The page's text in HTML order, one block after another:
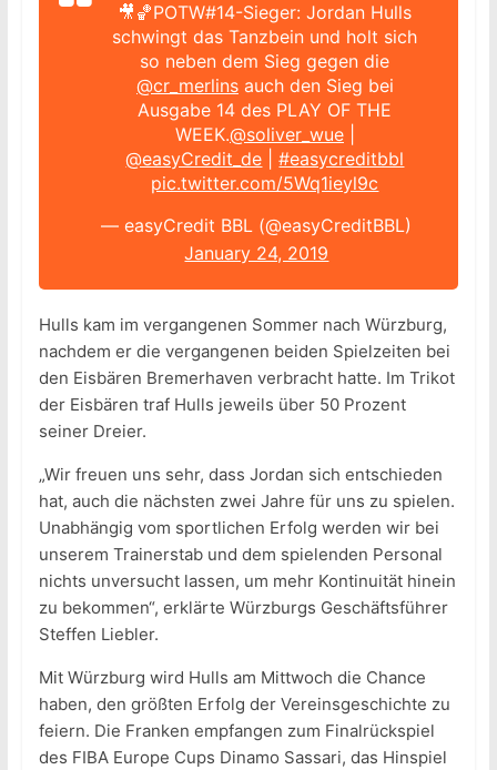
🎥🏀POTW#14-Sieger: Jordan Hulls
schwingt das Tanzbein und holt sich
so neben dem Sieg gegen die
@cr_merlinsauch den Sieg bei
Ausgabe 14 des PLAY OF THE
WEEK.@soliver_wue|
@easyCredit_de |#easycreditbbl
pic.twitter.com/5Wq1ieyl9c
— easyCredit BBL (@easyCreditBBL)
January 24, 2019
Hulls kam im vergangenen Sommer nach Würzburg,
nachdem er die vergangenen beiden Spielzeiten bei
den Eisbären Bremerhaven verbracht hatte. Im Trikot
der Eisbären traf Hulls jeweils über 50 Prozent
seiner Dreier.
„Wir freuen uns sehr, dass Jordan sich entschieden
hat, auch die nächsten zwei Jahre für uns zu spielen.
Unabhängig vom sportlichen Erfolg werden wir bei
unserem Trainerstab und dem spielenden Personal
nichts unversucht lassen, um mehr Kontinuität hinein
zu bekommen“, erklärte Würzburgs Geschäftsführer
Steffen Liebler.
Mit Würzburg wird Hulls am Mittwoch die Chance
haben, den größten Erfolg der Vereinsgeschichte zu
feiern. Die Franken empfangen zum Finalrückspiel
des FIBA Europe Cups Dinamo Sassari, das Hinspiel